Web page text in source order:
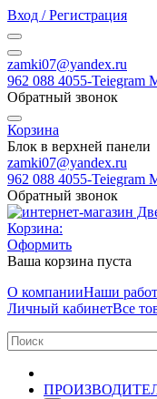
Вход / Регистрация
zamki07@yandex.ru
962 088 4055-
Обратный звонок
Корзина
Блок в верхней панели
zamki07@yandex.ru
962 088 4055-
Обратный звонок
Корзина:
Оформить
Ваша корзина пуста
О компанииНаши
Личный кабинетВсе